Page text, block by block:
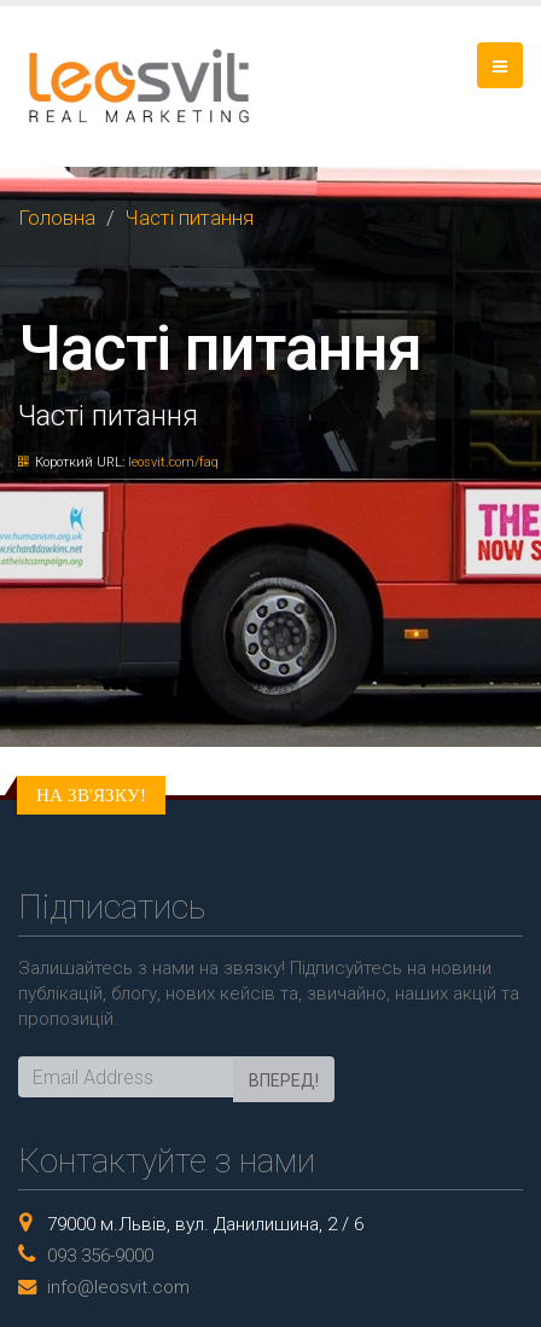
Головна Часті питання
Часті питання
Часті питання
Короткий URL: leosvit.com/faq
НА ЗВ'ЯЗКУ!
Підписатись
Залишайтесь з нами на звязку! Підписуйтесь на новини
публікацій, блогу, нових кейсів та, звичайно, наших акцій та
пропозицій.
ВПЕРЕД!
Контактуйте з нами
79000 м.Львів, вул. Данилишина, 2 / 6
093 356-9000
info@leosvit.com